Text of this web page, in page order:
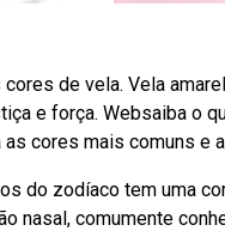
de vela. Vela
e força. Websaiba o
cores mais comuns e
do zodíaco tem uma
nasal, comumente